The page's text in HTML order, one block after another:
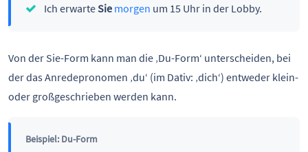
Ich erwarteSie morgen um 15 Uhr in der Lobby.
Von der Sie-Form kann man die ‚Du-Form‘ unterscheiden, bei
der das Anredepronomen ‚du‘ (im Dativ: ‚dich‘) entweder klein-
oder großgeschrieben werden kann.
Beispiel: Du-Form